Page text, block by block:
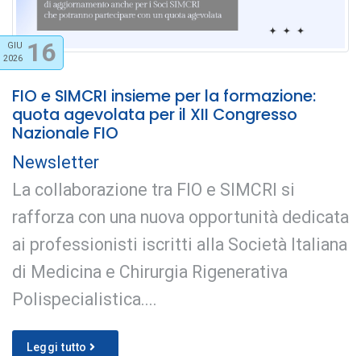
GIU
2026 16
FIO e SIMCRI insieme per la formazione:
quota agevolata per il XII Congresso
Nazionale FIO
Newsletter
La collaborazione tra FIO e SIMCRI si
rafforza con una nuova opportunità dedicata
ai professionisti iscritti alla Società Italiana
di Medicina e Chirurgia Rigenerativa
Polispecialistica....
Leggi tutto